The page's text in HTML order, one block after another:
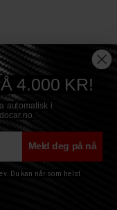
Reserved
4.000 KR!
automatisk i
Meld deg på nå
Du kan når som helst